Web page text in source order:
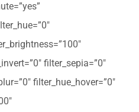
filter_sepia=”0″
filter_hue_hover=”0″